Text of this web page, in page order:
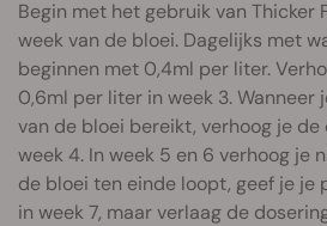
Begin met het gebruik van Thicker
week van de bloei. Dagelijks met
beginnen met 0,4ml per liter.
0,6ml per liter in week 3.
van de bloei bereikt, verhoog je
week 4. In week 5 en 6 verhoog je
de bloei ten einde loopt, geef je je
in week 7, maar verlaag de